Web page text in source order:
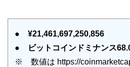
● ¥21,461,697,250,856
●
ビットコインドミナンス
※ 数値は https://